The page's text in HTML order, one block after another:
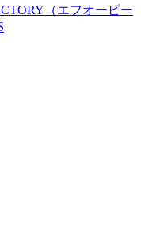
（エフオービー